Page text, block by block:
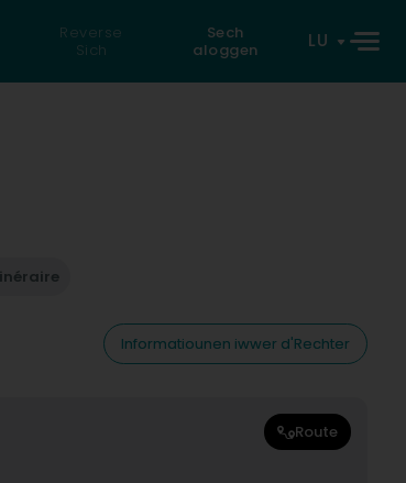
Reverse
Sich
Sech
aloggen
LU
Informatiounen iwwer d'Rechter
Route